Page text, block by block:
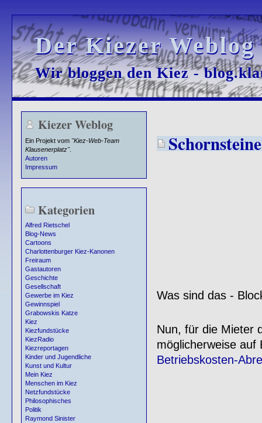
Der Kiezer
Der Kiezer
Wir bloggen den Kiez -
Wir bloggen den Kiez -
Kiezer Weblog
Ein Projekt vom "Kiez-Web-Team
Klausenerplatz".
Autoren
Impressum
Kategorien
Alfred Rietschel
Blog-News
Cartoons
Charlottenburger Kiez-Kanonen
Freiraum
Gastautoren
Geschichte
Gesellschaft
Gewerbe im Kiez
Gewinnspiel
Grabowskis Katze
Kiez
Kiezfundstücke
KiezRadio
Kiezreportagen
Kinder und Jugendliche
Kunst und Kultur
Mein Kiez
Menschen im Kiez
Netzfundstücke
Philosophisches
Politik
Raymond Sinister
Was sind das -
Nun, für die Mieter
möglicherweise auf
Betriebskosten-